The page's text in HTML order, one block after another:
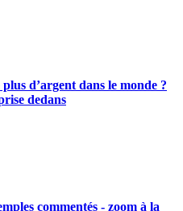
d’argent dans le monde ?
dedans
commentés - zoom à la